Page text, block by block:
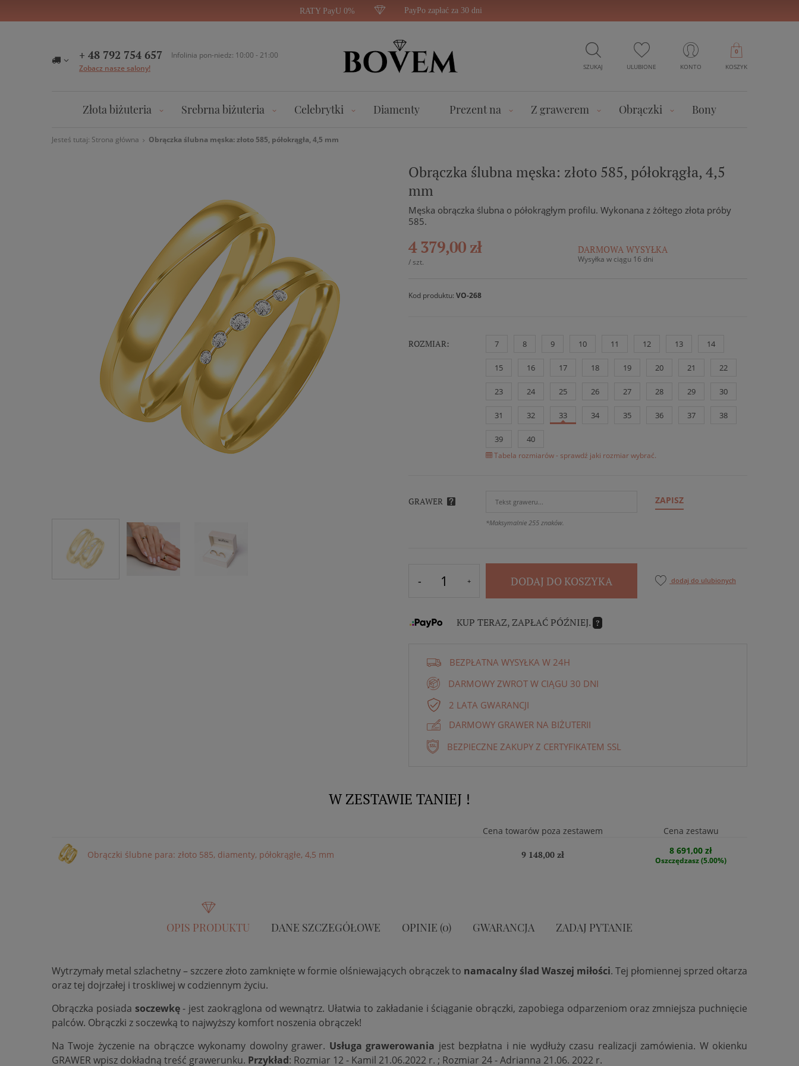
RATY PayU 0% PayPo zapłać za 30 dni
+ 48 792 754 657
Infolinia pon-niedz: 10:00 - 21:00
Zobacz nasze salony!
SZUKAJ ULUBIONE KONTO KOSZYK
0
Złota biżuteria Srebrna biżuteria Celebrytki Diamenty Prezent na Z grawerem Obrączki Bony
Jesteś tutaj: Strona główna Obrączka ślubna męska: złoto 585, półokrągła, 4,5 mm
Obrączka ślubna męska: złoto 585, półokrągła, 4,5
mm
Męska obrączka ślubna o półokrągłym profilu. Wykonana z żółtego złota próby
585.
4 379,00 zł
/ szt.
DARMOWA WYSYŁKA
Wysyłka w ciągu 16 dni
Kod produktu: VO-268
ROZMIAR: 7 8 9 10 11 12 13 14
15 16 17 18 19 20 21 22
23 24 25 26 27 28 29 30
31 32 33 34 35 36 37 38
39 40
Tabela rozmiarów - sprawdź jaki rozmiar wybrać.
GRAWER ZAPISZ
*Maksymalnie 255 znaków.
DODAJ DO KOSZYKA dodaj do ulubionych
KUP TERAZ, ZAPŁAĆ PÓŹNIEJ. ?
BEZPŁATNA WYSYŁKA W 24H
DARMOWY ZWROT W CIĄGU 30 DNI
2 LATA GWARANCJI
DARMOWY GRAWER NA BIŻUTERII
BEZPIECZNE ZAKUPY Z CERTYFIKATEM SSL
W ZESTAWIE TANIEJ !
Cena towarów poza zestawem Cena zestawu
Obrączki ślubne para: złoto 585, diamenty, półokrągłe, 4,5 mm 9 148,00 zł 8 691,00 zł
Oszczędzasz (5.00%)
OPIS PRODUKTU DANE SZCZEGÓŁOWE OPINIE (0) GWARANCJA ZADAJ PYTANIE
Wytrzymały metal szlachetny – szczere złoto zamknięte w formie olśniewających obrączek to namacalny ślad Waszej miłości. Tej płomiennej sprzed ołtarza
oraz tej dojrzałej i troskliwej w codziennym życiu.
Obrączka posiada soczewkę- jest zaokrąglona od wewnątrz. Ułatwia to zakładanie i ściąganie obrączki, zapobiega odparzeniom oraz zmniejsza puchnięcie
palców. Obrączki z soczewką to najwyższy komfort noszenia obrączek!
Na Twoje życzenie na obrączce wykonamy dowolny grawer. Usługa grawerowania jest bezpłatna i nie wydłuży czasu realizacji zamówienia. W okienku
GRAWER wpisz dokładną treść grawerunku. Przykład: Rozmiar 12 - Kamil 21.06.2022 r. ; Rozmiar 24 - Adrianna 21.06. 2022 r.